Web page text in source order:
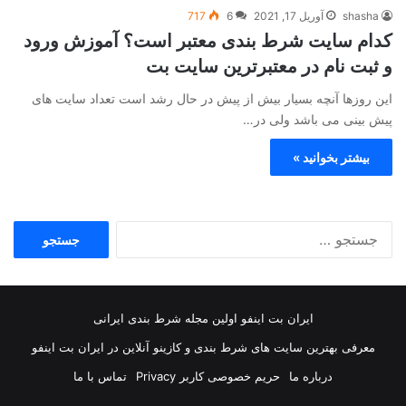
shasha آوریل 17, 2021 6
717
کدام سایت شرط بندی معتبر است؟ آموزش ورود
و ثبت نام در معتبرترین سایت بت
این روزها آنچه بسیار بیش از پیش در حال رشد است تعداد سایت های
پیش بینی می باشد ولی در…
بیشتر بخوانید »
ایران بت اینفو اولین مجله شرط بندی ایرانی
معرفی بهترین سایت های شرط بندی و کازینو آنلاین در ایران بت اینفو
درباره ما
حریم خصوصی کاربر Privacy تماس با ما